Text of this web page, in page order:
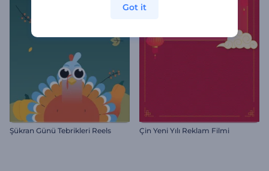
Şükran Günü Tebrikleri Reels Çin Yeni Yılı Reklam Filmi
Got it